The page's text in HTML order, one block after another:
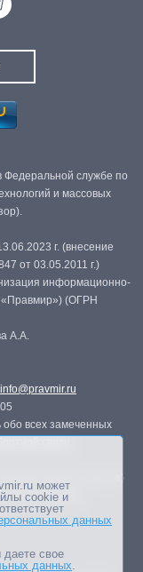
Федеральной службе по
и массовых
г. (внесение
от 03.05.2011 г.)
информационно-
(ОГРН
А.А.
info@pravmir.ru
всех замеченных
(книгах, прессе)
редакции.
может
cookie и
данных
свое
данных.